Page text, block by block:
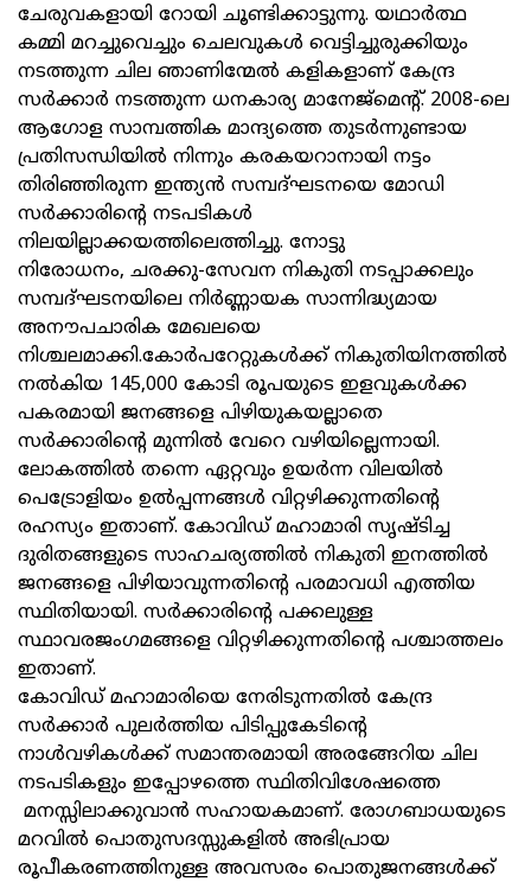
ചേരുവകളായി റോയി ചൂണ്ടിക്കാട്ടുന്നു. യഥാര്‍ത്ഥ
കമ്മി മറച്ചുവെച്ചും ചെലവുകള്‍ വെട്ടിച്ചുരുക്കിയും
നടത്തുന്ന ചില ഞാണിന്മേല്‍ കളികളാണ് കേന്ദ്ര
സര്‍ക്കാര്‍ നടത്തുന്ന ധനകാര്യ മാനേജ്‌മെന്റ്. 2008-ലെ
ആഗോള സാമ്പത്തിക മാന്ദ്യത്തെ തുടര്‍ന്നുണ്ടായ
പ്രതിസന്ധിയില്‍ നിന്നും കരകയറാനായി നട്ടം
തിരിഞ്ഞിരുന്ന ഇന്ത്യന്‍ സമ്പദ്ഘടനയെ മോഡി
സര്‍ക്കാരിന്റെ നടപടികള്‍
നിലയില്ലാക്കയത്തിലെത്തിച്ചു. നോട്ടു
നിരോധനം, ചരക്കു-സേവന നികുതി നടപ്പാക്കലും
സമ്പദ്ഘടനയിലെ നിര്‍ണ്ണായക സാന്നിദ്ധ്യമായ
അനൗപചാരിക മേഖലയെ
നിശ്ചലമാക്കി.കോര്‍പറേറ്റുകള്‍ക്ക് നികുതിയിനത്തില്‍
നല്‍കിയ 145,000 കോടി രൂപയുടെ ഇളവുകള്‍ക്ക
പകരമായി ജനങ്ങളെ പിഴിയുകയല്ലാതെ
സര്‍ക്കാരിന്റെ മുന്നില്‍ വേറെ വഴിയില്ലെന്നായി.
ലോകത്തില്‍ തന്നെ ഏറ്റവും ഉയര്‍ന്ന വിലയില്‍
പെട്രോളിയം ഉല്‍പ്പന്നങ്ങള്‍ വിറ്റഴിക്കുന്നതിന്റെ
രഹസ്യം ഇതാണ്. കോവിഡ് മഹാമാരി സൃഷ്ടിച്ച
ദുരിതങ്ങളുടെ സാഹചര്യത്തില്‍ നികുതി ഇനത്തില്‍
ജനങ്ങളെ പിഴിയാവുന്നതിന്റെ പരമാവധി എത്തിയ
സ്ഥിതിയായി. സര്‍ക്കാരിന്റെ പക്കലുള്ള
സ്ഥാവരജംഗമങ്ങളെ വിറ്റഴിക്കുന്നതിന്റെ പശ്ചാത്തലം
ഇതാണ്.
കോവിഡ് മഹാമാരിയെ നേരിടുന്നതില്‍ കേന്ദ്ര
സര്‍ക്കാര്‍ പുലര്‍ത്തിയ പിടിപ്പുകേടിന്റെ
നാള്‍വഴികള്‍ക്ക് സമാന്തരമായി അരങ്ങേറിയ ചില
നടപടികളും ഇപ്പോഴത്തെ സ്ഥിതിവിശേഷത്തെ
മനസ്സിലാക്കുവാന്‍ സഹായകമാണ്. രോഗബാധയുടെ
മറവില്‍ പൊതുസദസ്സുകളില്‍ അഭിപ്രായ
രൂപീകരണത്തിനുള്ള അവസരം പൊതുജനങ്ങള്‍ക്ക്